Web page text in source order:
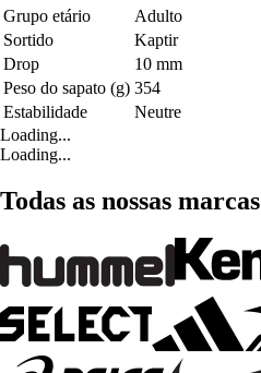
Grupo etário
Adulto
Sortido
Kaptir
Drop
10 mm
Peso do sapato (g) 354
Estabilidade
Neutre
Loading...
Loading...
Todas as nossas marcas